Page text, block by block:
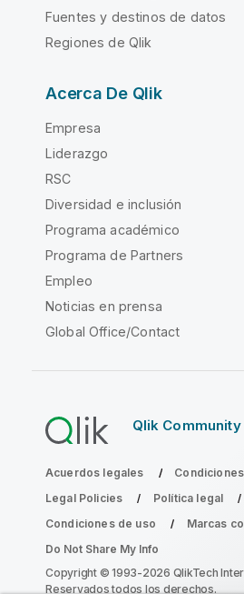
Fuentes y destinos de datos
Regiones de Qlik
Acerca De Qlik
Empresa
Liderazgo
RSC
Diversidad e inclusión
Programa académico
Programa de Partners
Empleo
Noticias en prensa
Global Office/Contact
Qlik Community
Acuerdos legales
Legal Policies
Política legal
Condiciones de uso
Marcas
Do Not Share My Info
Copyright © 1993-2026 QlikTech
Reservados todos los derechos.